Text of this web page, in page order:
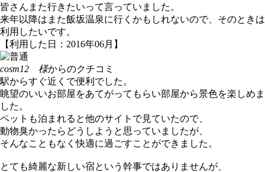
皆さんまた行きたいって言っていました。
来年以降はまた飯坂温泉に行くかもしれないので、そのときは
利用したいです。
【利用した日：2016年06月】
cosm12 様からのクチコミ
駅からすぐ近くで便利でした。
眺望のいいお部屋をあてがってもらい部屋から景色を楽しめま
した。
ペットも泊まれると他のサイトで見ていたので、
動物臭かったらどうしようと思っていましたが、
そんなこともなく快適に過ごすことができました。
とても綺麗な新しい宿という幹事ではありませんが、